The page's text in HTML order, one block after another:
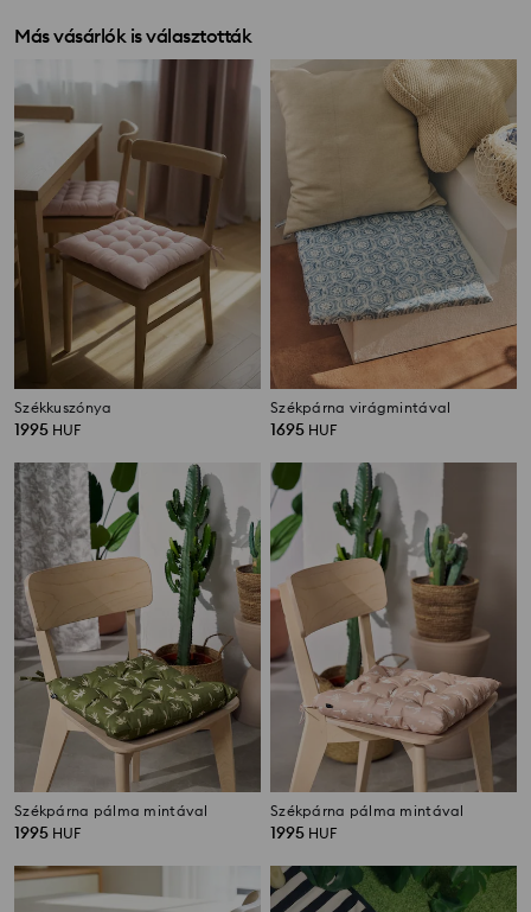
Más vásárlók is választották
Székkuszónya
1995 HUF
Székpárna virágmintával
1695 HUF
Székpárna pálma mintával
1995 HUF
Székpárna pálma mintával
1995 HUF